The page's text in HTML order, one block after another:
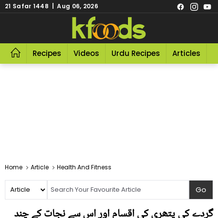
21 Safar 1448 | Aug 06, 2026
Recipes Videos Urdu Recipes Articles
Home Article Health And Fitness
گردے کی پتھری کی اقسام اور اس سے نجات کے چند